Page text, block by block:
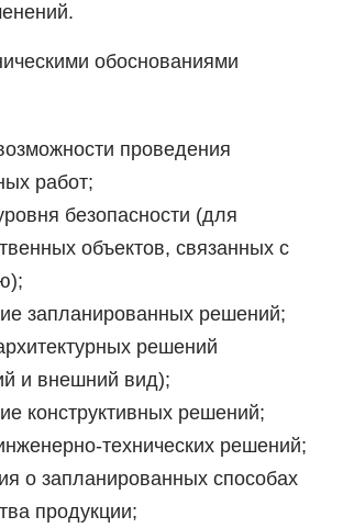
обоснованиями
проведения
работ;
безопасности (для
объектов, связанных с
запланированных решений;
решений
и внешний вид);
конструктивных решений;
технических решений;
о запланированных способах
продукции;